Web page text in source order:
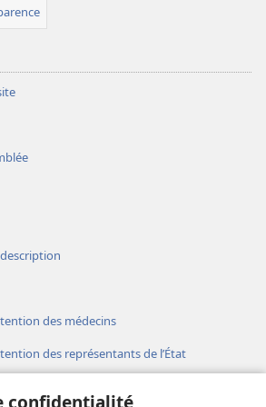
confidentialité
des médecins
des représentants de l’État